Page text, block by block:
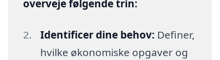
overveje følgende trin:
Identificer dine behov: Definer,
hvilke økonomiske opgaver og